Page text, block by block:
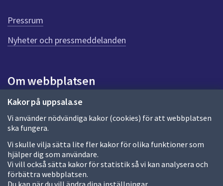
Kakor på uppsala.se
Vi använder nödvändiga kakor (cookies) för att webbplatsen
ska fungera.
Vi skulle vilja sätta lite fler kakor för olika funktioner som
hjälper dig som användare.
Vi vill också sätta kakor för statistik så vi kan analysera och
förbättra webbplatsen.
Du kan när du vill ändra dina inställningar.
e
n
n
a
d
a
Pressrum
Nyheter och pressmeddelanden
Om webbplatsen
Om webbplatsen
Allmänna handlingar och diarium
Behandling av personuppgifter
Kakor
Språk (other languages)